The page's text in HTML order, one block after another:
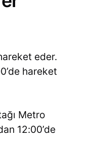
eder.
hareket
Metro
12:00’de